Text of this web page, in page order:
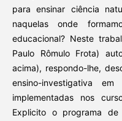
para ensinar ciência
naquelas onde
educacional? Neste
Paulo Rômulo Frota)
acima), respondo-lhe,
ensino-investigativa
implementadas nos
Explicito o programa de